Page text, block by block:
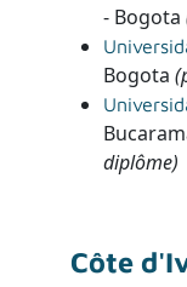
- Bogota
Bogota
diplôme)
Côte